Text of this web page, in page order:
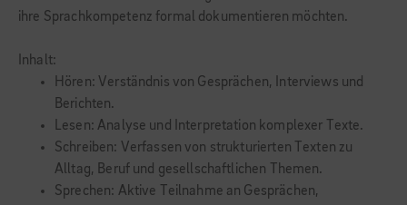
ihre Sprachkompetenz formal dokumentieren möchten.
Inhalt:
Hören: Verständnis von Gesprächen, Interviews und
Berichten.
Lesen: Analyse und Interpretation komplexer Texte.
Schreiben: Verfassen von strukturierten Texten zu
Alltag, Beruf und gesellschaftlichen Themen.
Sprechen: Aktive Teilnahme an Gesprächen,